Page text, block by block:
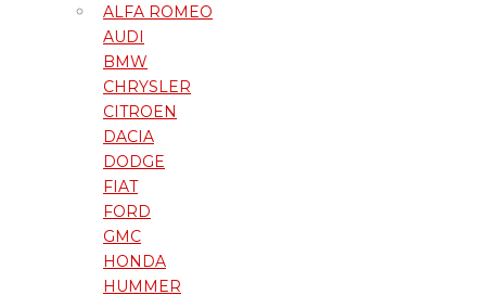
ALFA ROMEO
AUDI
BMW
CHRYSLER
CITROEN
DACIA
DODGE
FIAT
FORD
GMC
HONDA
HUMMER